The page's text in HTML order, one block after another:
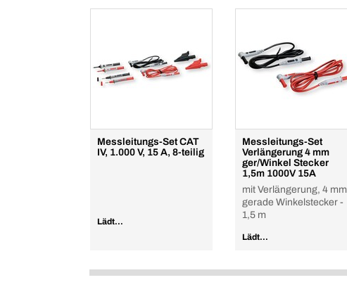
Messleitungs-Set CAT
IV, 1.000 V, 15 A, 8-teilig
Lädt...
Messleitungs-Set
Verlängerung 4 mm
ger/Winkel Stecker
1,5m 1000V 15A
mit Verlängerung, 4 mm
gerade Winkelstecker -
1,5 m
Lädt...